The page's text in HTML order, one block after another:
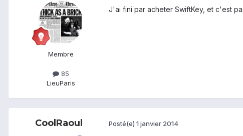
Membre
85
LieuParis
J'ai fini par acheter SwiftKey, et c'est
CoolRaoul Posté(e) 1 janvier 2014